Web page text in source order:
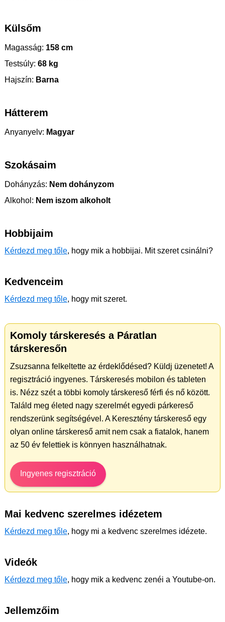
Külsőm
Magasság: 158 cm
Testsúly: 68 kg
Hajszín: Barna
Hátterem
Anyanyelv: Magyar
Szokásaim
Dohányzás: Nem dohányzom
Alkohol: Nem iszom alkoholt
Hobbijaim
Kérdezd meg tőle, hogy mik a hobbijai. Mit szeret csinálni?
Kedvenceim
Kérdezd meg tőle, hogy mit szeret.
Komoly társkeresés a Páratlan
társkeresőn
Zsuzsanna felkeltette az érdeklődésed? Küldj üzenetet! A
regisztráció ingyenes. Társkeresés mobilon és tableten
is. Nézz szét a többi komoly társkereső férfi és nő között.
Találd meg életed nagy szerelmét egyedi párkereső
rendszerünk segítségével. A Keresztény társkereső egy
olyan online társkereső amit nem csak a fiatalok, hanem
az 50 év felettiek is könnyen használhatnak.
Ingyenes regisztráció
Mai kedvenc szerelmes idézetem
Kérdezd meg tőle, hogy mi a kedvenc szerelmes idézete.
Videók
Kérdezd meg tőle, hogy mik a kedvenc zenéi a Youtube-on.
Jellemzőim